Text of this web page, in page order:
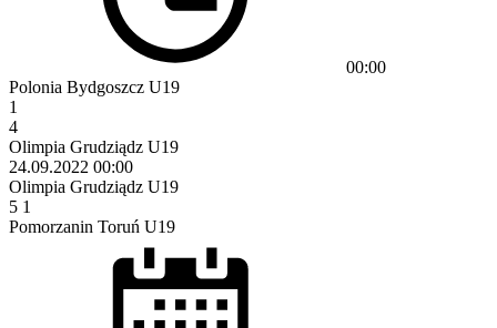
00:00
Polonia Bydgoszcz U19
1
4
Olimpia Grudziądz U19
24.09.2022 00:00
Olimpia Grudziądz U19
5 1
Pomorzanin Toruń U19